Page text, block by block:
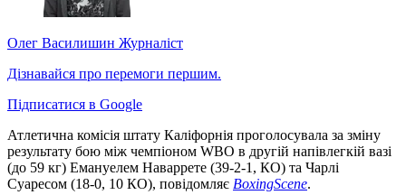
Олег Василишин Журналіст
Дізнавайся про перемоги першим.
Підписатися в Google
Атлетична комісія штату Каліфорнія проголосувала за зміну
результату бою між чемпіоном WBO в другій напівлегкій вазі
(до 59 кг) Емануелем Наваррете (39-2-1, КО) та Чарлі
Суаресом (18-0, 10 КО), повідомляє BoxingScene.